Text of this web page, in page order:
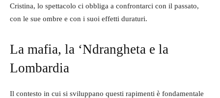
Cristina, lo spettacolo ci obbliga a confrontarci con il passato,
con le sue ombre e con i suoi effetti duraturi.
La mafia, la ‘Ndrangheta e la
Lombardia
Il contesto in cui si sviluppano questi rapimenti è fondamentale